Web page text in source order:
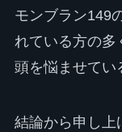
モンブラン149
れている方の多
頭を悩ませてい
結論から申し上